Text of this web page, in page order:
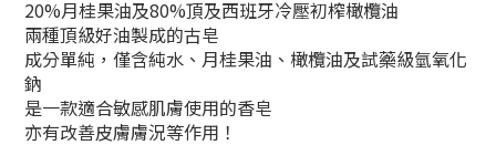
20%月桂果油及80%頂及西班牙冷壓初榨橄欖油
兩種頂級好油製成的古皂
成分單純，僅含純水、月桂果油、橄欖油及試藥級氫氧化
鈉
是一款適合敏感肌膚使用的香皂
亦有改善皮膚膚況等作用！